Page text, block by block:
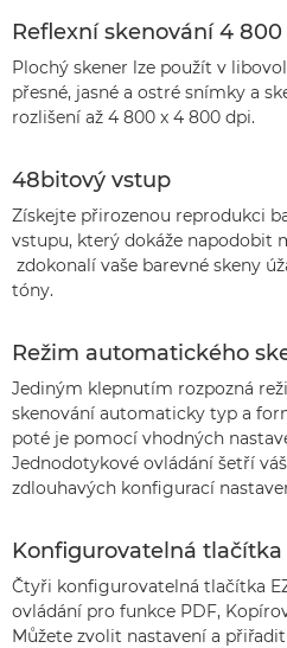
Reflexní skenování 4
Plochý skener lze použít v
přesné, jasné a ostré snímky a
rozlišení až 4 800 x 4 800 dpi.
48bitový vstup
Získejte přirozenou reprodukci
vstupu, který dokáže napodobit
zdokonalí vaše barevné skeny
tóny.
Režim automatického
Jediným klepnutím rozpozná
skenování automaticky typ a
poté je pomocí vhodných
Jednodotykové ovládání šetří
zdlouhavých konfigurací
Konfigurovatelná tlačítka
Čtyři konfigurovatelná tlačítka
ovládání pro funkce PDF,
Můžete zvolit nastavení a